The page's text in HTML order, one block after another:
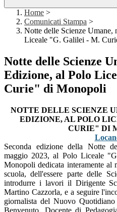
Home >
Comunicati Stampa >
Notte delle Scienze Umane,
Liceale "G. Galilei - M.
Notte delle Scienze
Edizione, al Polo
Curie" di Monopoli
NOTTE DELLE SCIENZE
EDIZIONE, AL POLO
CURIE" DI
Seconda edizione della Notte
maggio 2023, al Polo Liceale
Monopoli dedicata interamente al
scuola, dell'essere parte delle
introdurre i lavori il Dirigente
Martino Cazzorla, e a seguire
giornalista del Nuovo